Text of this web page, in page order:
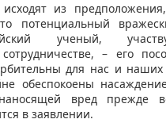
исходят из
потенциальный
ученый,
– его
для нас и
обеспокоены
вред прежде
в заявлении.